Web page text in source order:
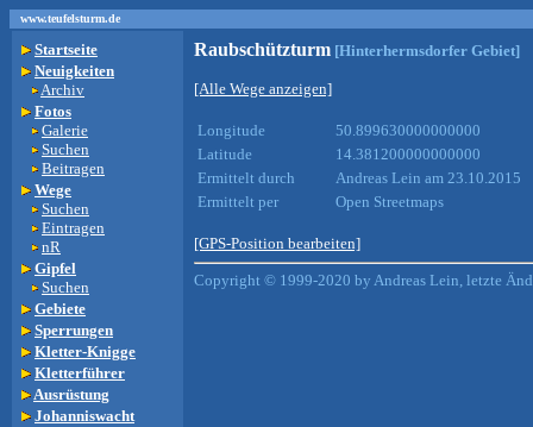
www.teufelsturm.de
Startseite
Neuigkeiten
Archiv
Fotos
Galerie
Suchen
Beitragen
Wege
Suchen
Eintragen
nR
Gipfel
Suchen
Gebiete
Sperrungen
Kletter-Knigge
Kletterführer
Ausrüstung
Johanniswacht
Raubschützturm [Hinterhermsdorfer Gebiet]
[Alle Wege anzeigen]
Longitude
50.899630000000000
Latitude
14.381200000000000
Ermittelt durch
Andreas Lein am 23.10.2015
Ermittelt per
Open Streetmaps
[GPS-Position bearbeiten]
Copyright © 1999-2020 by Andreas Lein, letzte